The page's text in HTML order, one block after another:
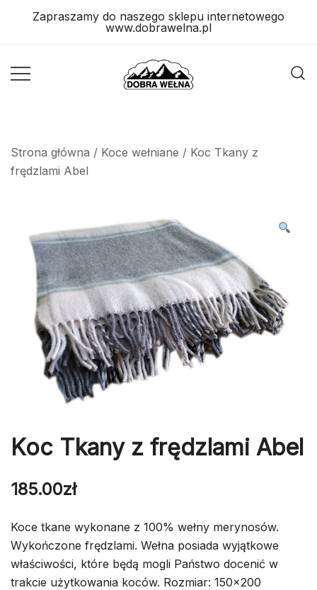
Zapraszamy do naszego sklepu internetowego
www.dobrawelna.pl
Strona główna / Koce wełniane / Koc Tkany z
frędzlami Abel
Koc Tkany z frędzlami Abel
185.00zł
Koce tkane wykonane z 100% wełny merynosów.
Wykończone frędzlami. Wełna posiada wyjątkowe
właściwości, które będą mogli Państwo docenić w
trakcie użytkowania koców. Rozmiar: 150×200